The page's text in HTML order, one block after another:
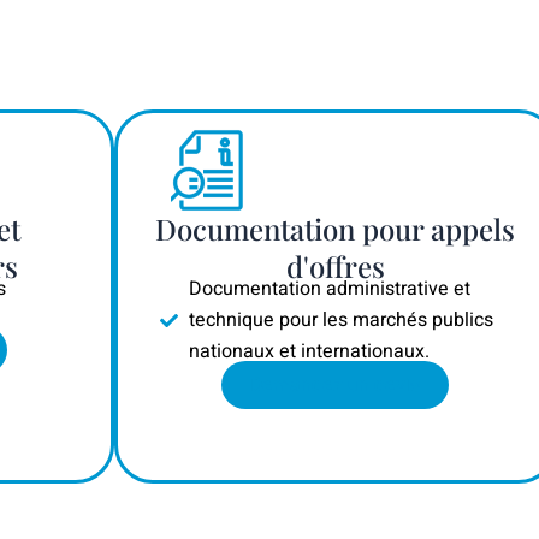
Documentation pour appels
d'offres
Documentation administrative et
technique pour les marchés publics
nationaux et internationaux.